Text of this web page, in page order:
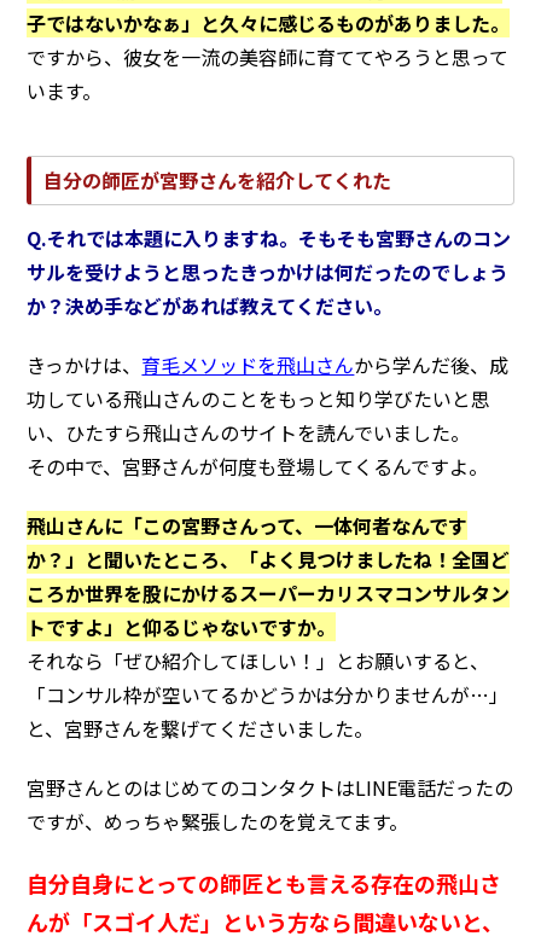
子ではないかなぁ」と久々に感じるものがありました。
ですから、彼女を一流の美容師に育ててやろうと思って
います。
自分の師匠が宮野さんを紹介してくれた
Q.それでは本題に入りますね。そもそも宮野さんのコン
サルを受けようと思ったきっかけは何だったのでしょう
か？決め手などがあれば教えてください。
きっかけは、 育毛メソッドを飛山さんから学んだ後、成
功している飛山さんのことをもっと知り学びたいと思
い、ひたすら飛山さんのサイトを読んでいました。
その中で、宮野さんが何度も登場してくるんですよ。
飛山さんに「この宮野さんって、一体何者なんです
か？」と聞いたところ、「よく見つけましたね！全国ど
ころか世界を股にかけるスーパーカリスマコンサルタン
トですよ」と仰るじゃないですか。
それなら「ぜひ紹介してほしい！」とお願いすると、
「コンサル枠が空いてるかどうかは分かりませんが…」
と、宮野さんを繋げてくださいました。
宮野さんとのはじめてのコンタクトはLINE電話だったの
ですが、めっちゃ緊張したのを覚えてます。
自分自身にとっての師匠とも言える存在の飛山さ
んが「スゴイ人だ」という方なら間違いないと、